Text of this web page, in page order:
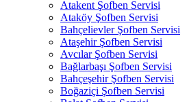
Atakent Şofben Servisi
Ataköy Şofben Servisi
Bahçelievler Şofben Servisi
Ataşehir Şofben Servisi
Avcılar Şofben Servisi
Bağlarbaşı Şofben Servisi
Bahçeşehir Şofben Servisi
Boğaziçi Şofben Servisi